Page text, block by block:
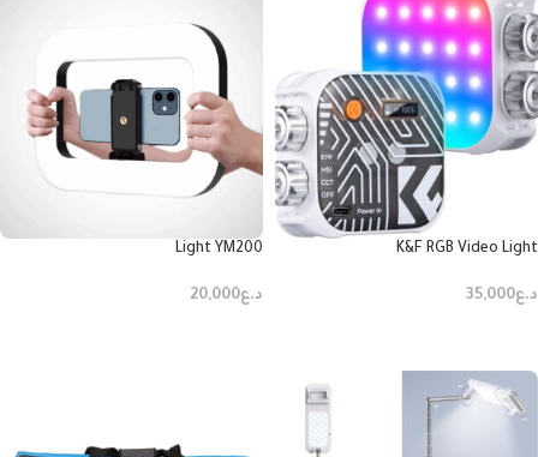
K&F RGB Video Light
د.ع35,000
Light YM200
د.ع20,000